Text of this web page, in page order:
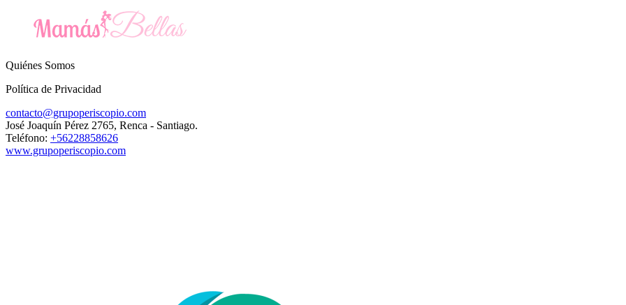
Quiénes Somos
Política de Privacidad
contacto@grupoperiscopio.com
José Joaquín Pérez 2765, Renca - Santiago.
Teléfono: +56228858626
www.grupoperiscopio.com